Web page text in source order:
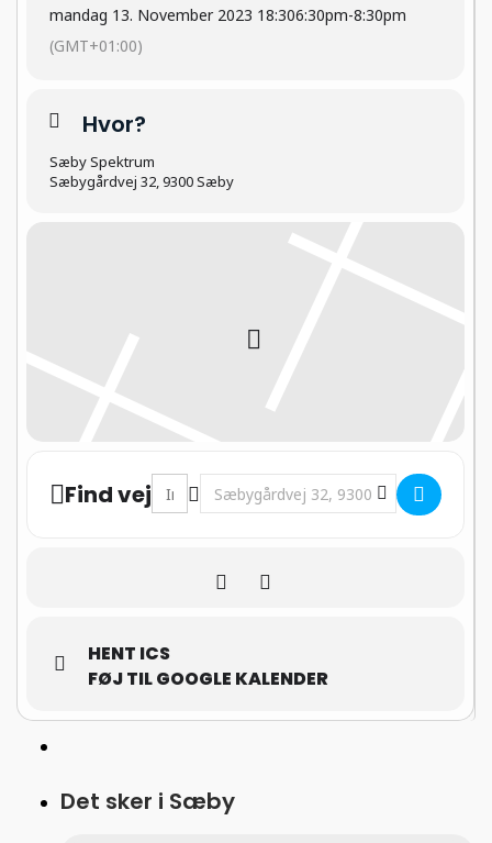
mandag 13. November 2023 18:306:30pm-8:30pm
(GMT+01:00)
Hvor?
Sæby Spektrum
Sæbygårdvej 32, 9300 Sæby
Find vej Address - Dialogmøde: Sammen Om
Destination Address - Dialogmøde:
HENT ICS
FØJ TIL GOOGLE KALENDER
Det sker i Sæby